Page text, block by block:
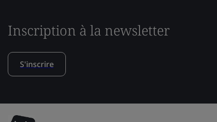
Inscription à la newsletter
S'inscrire